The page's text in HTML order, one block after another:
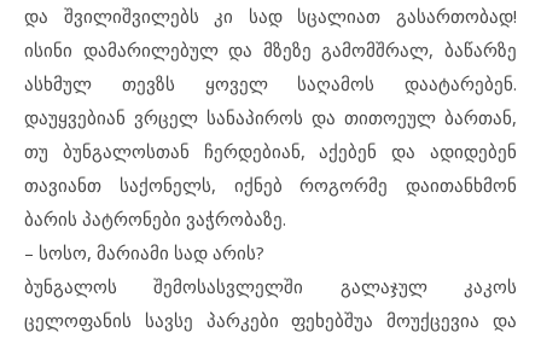
და შვილიშვილებს კი სად სცალიათ გასართობად!
ისინი დამარილებულ და მზეზე გამომშრალ, ბაწარზე
ასხმულ თევზს ყოველ საღამოს დაატარებენ.
დაუყვებიან ვრცელ სანაპიროს და თითოეულ ბართან,
თუ ბუნგალოსთან ჩერდებიან, აქებენ და ადიდებენ
თავიანთ საქონელს, იქნებ როგორმე დაითანხმონ
ბარის პატრონები ვაჭრობაზე.
– სოსო, მარიამი სად არის?
ბუნგალოს შემოსასვლელში გალაჯულ კაკოს
ცელოფანის სავსე პარკები ფეხებშუა მოუქცევია და